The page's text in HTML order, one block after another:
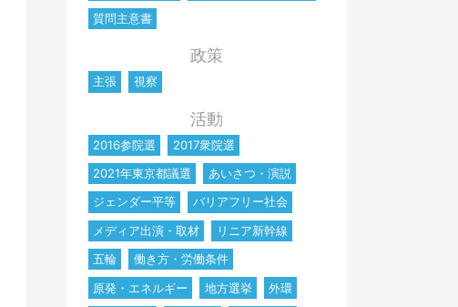
質問主意書
政策
主張 視察
活動
2016参院選
2017衆院選
2021年東京都議選
あいさつ・演説
ジェンダー平等
バリアフリー社会
メディア出演・取材
リニア新幹線
五輪
働き方・労働条件
原発・エネルギー
地方選挙
外環